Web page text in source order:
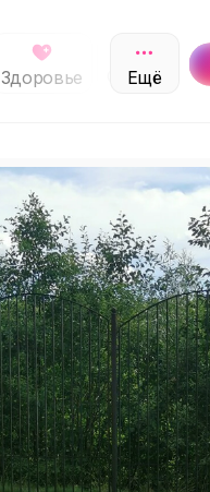
Здоровье Обучение
Ещё